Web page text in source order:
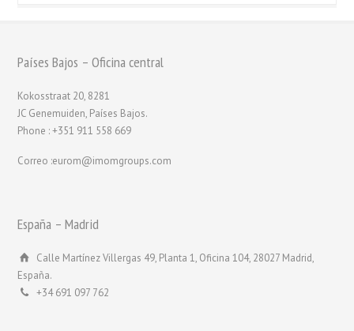
Países Bajos – Oficina central
Kokosstraat 20, 8281
JC Genemuiden, Países Bajos.
Phone : +351 911 558 669
Correo :eurom@imomgroups.com
España – Madrid
Calle Martínez Villergas 49, Planta 1, Oficina 104, 28027 Madrid,
España.
+34 691 097 762